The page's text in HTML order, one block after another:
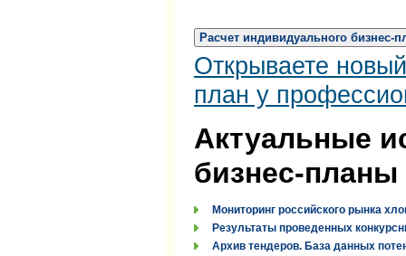
Расчет индивидуального бизнес-
Открываете
план у
Актуальные
бизнес-планы
Мониторинг российского рынка
Результаты проведенных
Архив тендеров. База данных